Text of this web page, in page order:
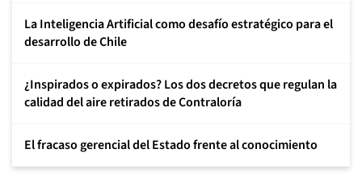
La Inteligencia Artificial como desafío estratégico para el
desarrollo de Chile
¿Inspirados o expirados? Los dos decretos que regulan la
calidad del aire retirados de Contraloría
El fracaso gerencial del Estado frente al conocimiento